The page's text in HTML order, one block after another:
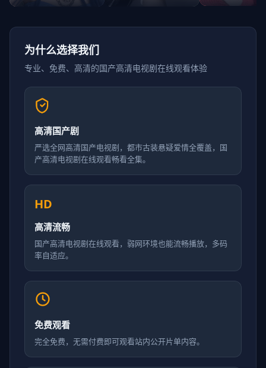
为什么选择我们
专业、免费、高清的国产高清电视剧在线观看体验
高清国产剧
严选全网高清国产电视剧，都市古装悬疑爱情全覆盖，国
产高清电视剧在线观看畅看全集。
HD
高清流畅
国产高清电视剧在线观看，弱网环境也能流畅播放，多码
率自适应。
免费观看
完全免费，无需付费即可观看站内公开片单内容。